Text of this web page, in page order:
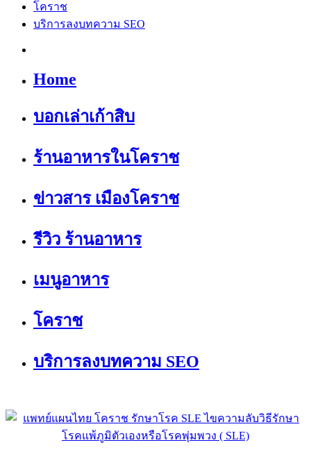
โคราช
บริการลงบทความ SEO
Home
บอกเล่าเก้าสิบ
ร้านอาหารในโคราช
ข่าวสาร เมืองโคราช
รีวิว ร้านอาหาร
เมนูอาหาร
โคราช
บริการลงบทความ SEO